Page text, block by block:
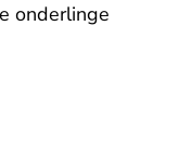
onderlinge